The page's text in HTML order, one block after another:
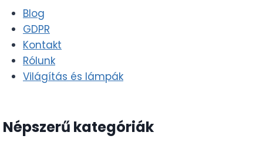
Blog
GDPR
Kontakt
Rólunk
Világítás és lámpák
Népszerű kategóriák